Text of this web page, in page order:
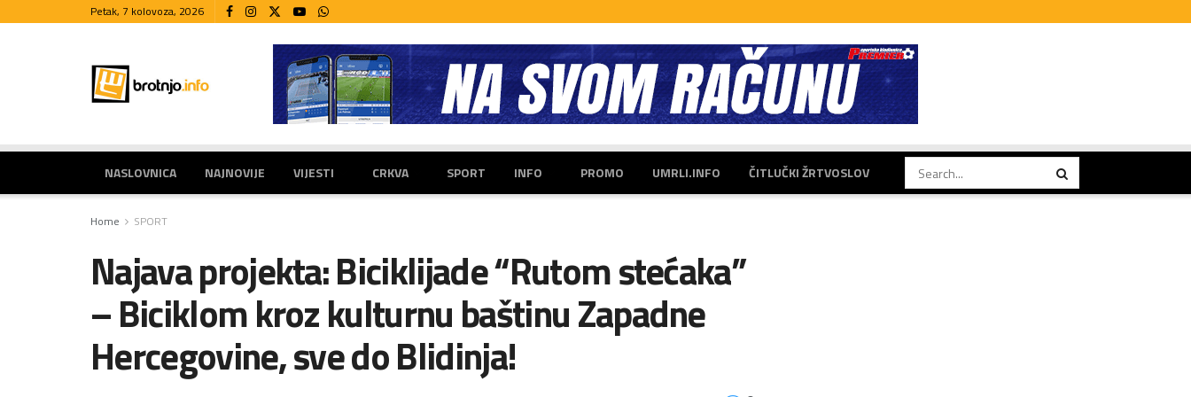
Petak, 7 kolovoza, 2026
NASLOVNICA NAJNOVIJE VIJESTI CRKVA SPORT INFO PROMO UMRLI.INFO ČITLUČKI ŽRTVOSLOV
Home SPORT
Najava projekta: Biciklijade “Rutom stećaka”
– Biciklom kroz kulturnu baštinu Zapadne
Hercegovine, sve do Blidinja!